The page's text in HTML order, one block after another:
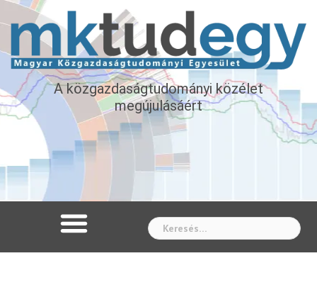
A közgazdaságtudományi közélet
megújulásáért